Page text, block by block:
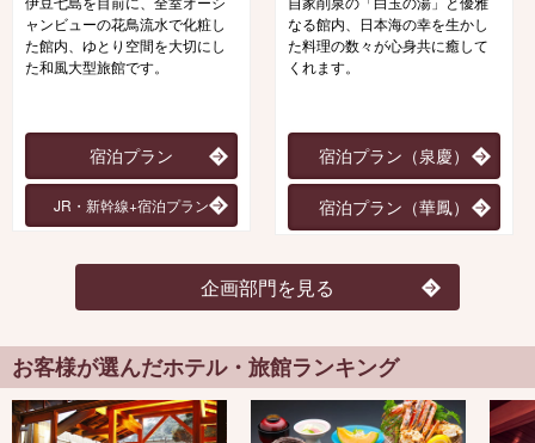
ャンビューの花鳥流水で化粧し
た館内、ゆとり空間を大切にし
た和風大型旅館です。
宿泊プラン
JR・新幹線+宿泊プラン
なる館内、日本海の幸を生かし
た料理の数々が心身共に癒して
くれます。
宿泊プラン（泉慶）
宿泊プラン（華鳳）
企画部門を見る
お客様が選んだホテル・旅館ランキング